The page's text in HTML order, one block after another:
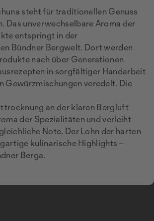
steht für traditionellen Genuss
Das unverwechselbare Aroma der
entspringt in der
Bündner Bergwelt. Dort werden
nach über Generationen
in sorgfältiger Handarbeit
Gewürzmischungen veredelt. Die
an der klaren Bergluft
der Spezialitäten und verleiht
Note. Der Lohn der harten
kulinarische Highlights –
Berga.